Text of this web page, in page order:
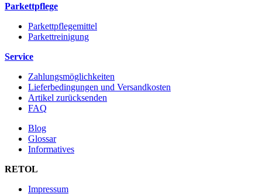
Parkettpflege
Parkettpflegemittel
Parkettreinigung
Service
Zahlungsmöglichkeiten
Lieferbedingungen und Versandkosten
Artikel zurücksenden
FAQ
Blog
Glossar
Informatives
RETOL
Impressum